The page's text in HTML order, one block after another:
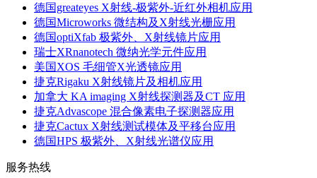
德国greateyes X射线-极紫外-近红外相机应用
德国Microworks 微结构及X射线光栅应用
德国optiXfab 极紫外、X射线镜片应用
瑞士XRnanotech 微纳光学元件应用
美国XOS 毛细管X光透镜应用
捷克Rigaku X射线镜片及相机应用
加拿大 KA imaging X射线探测器及CT 应用
捷克Advascope 混合像素电子探测器应用
捷克Cactux X射线测试模体及平移台应用
德国HPS 极紫外、X射线光谱仪应用
服务热线